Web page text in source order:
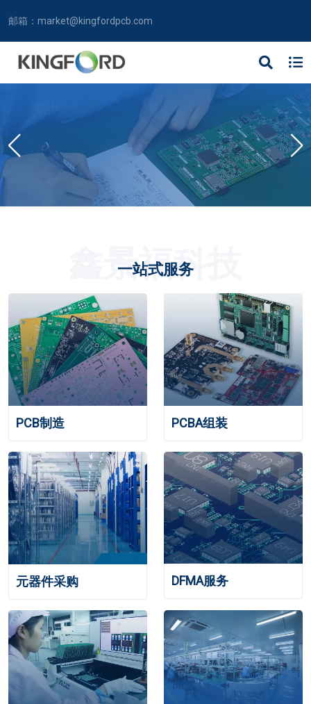
邮箱： market@kingfordpcb.com
鑫景福科技
一站式服务
PCB制造 PCBA组装
元器件采购 DFMA服务